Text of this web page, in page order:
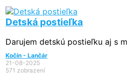
Detská postieľka
Darujem detskú postieľku aj s
Kočín - Lančár
21-08-2025
571 zobrazení